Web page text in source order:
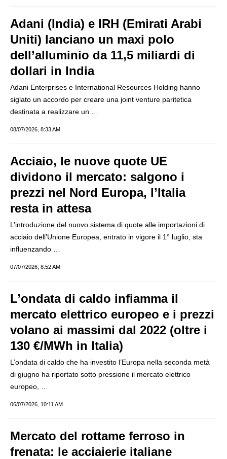
Adani (India) e IRH (Emirati Arabi
Uniti) lanciano un maxi polo
dell’alluminio da 11,5 miliardi di
dollari in India
Adani Enterprises e International Resources Holding hanno
siglato un accordo per creare una joint venture paritetica
destinata a realizzare un …
08/07/2026, 8:33 AM
Acciaio, le nuove quote UE
dividono il mercato: salgono i
prezzi nel Nord Europa, l’Italia
resta in attesa
L’introduzione del nuovo sistema di quote alle importazioni di
acciaio dell’Unione Europea, entrato in vigore il 1° luglio, sta
influenzando …
07/07/2026, 8:52 AM
L’ondata di caldo infiamma il
mercato elettrico europeo e i prezzi
volano ai massimi dal 2022 (oltre i
130 €/MWh in Italia)
L’ondata di caldo che ha investito l’Europa nella seconda metà
di giugno ha riportato sotto pressione il mercato elettrico
europeo, …
06/07/2026, 10:11 AM
Mercato del rottame ferroso in
frenata: le acciaierie italiane